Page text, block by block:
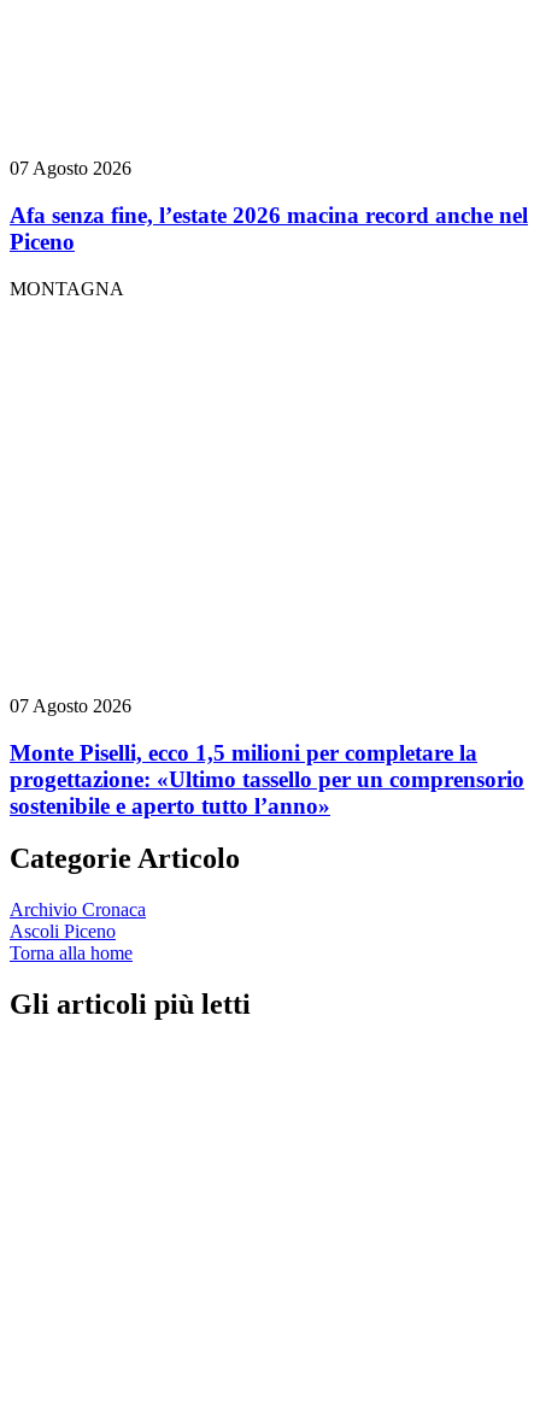
07 Agosto 2026
Afa senza fine, l’estate 2026 macina record anche nel
Piceno
MONTAGNA
07 Agosto 2026
Monte Piselli, ecco 1,5 milioni per completare la
progettazione: «Ultimo tassello per un comprensorio
sostenibile e aperto tutto l’anno»
Categorie Articolo
Archivio Cronaca
Ascoli Piceno
Torna alla home
Gli articoli più letti